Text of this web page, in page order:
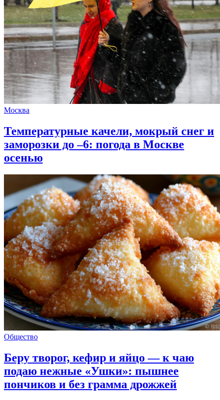
Москва
Температурные качели, мокрый снег и
заморозки до –6: погода в Москве
осенью
Общество
Беру творог, кефир и яйцо — к чаю
подаю нежные «Ушки»: пышнее
пончиков и без грамма дрожжей